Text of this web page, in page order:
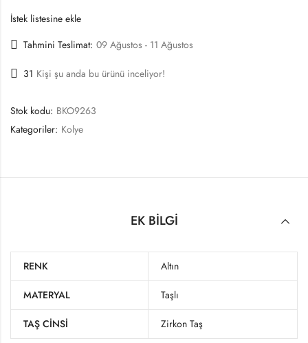
İstek listesine ekle
Tahmini Teslimat: 09 Ağustos - 11 Ağustos
31 Kişi şu anda bu ürünü inceliyor!
Stok kodu: BKO9263
Kategoriler: Kolye
EK BILGI
RENK Altın
MATERYAL Taşlı
TAŞ CINSI Zirkon Taş